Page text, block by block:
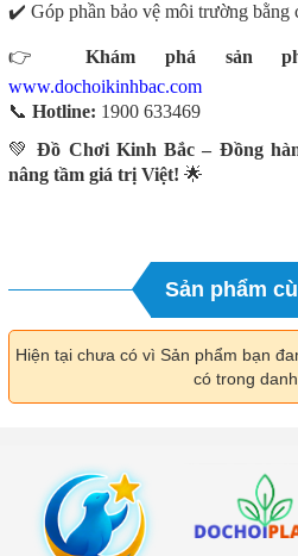
✔️ Góp phần bảo vệ môi trường bằng
👉
Khám phá sản
www.dochoikinhbac.com
📞 Hotline: 1900 633469
💚
Đồ Chơi Kinh Bắc – Đồng
nâng tầm giá trị Việt! 🌟
Sản phẩm
Hiện tại chưa có vì Sản phẩm bạn
có trong